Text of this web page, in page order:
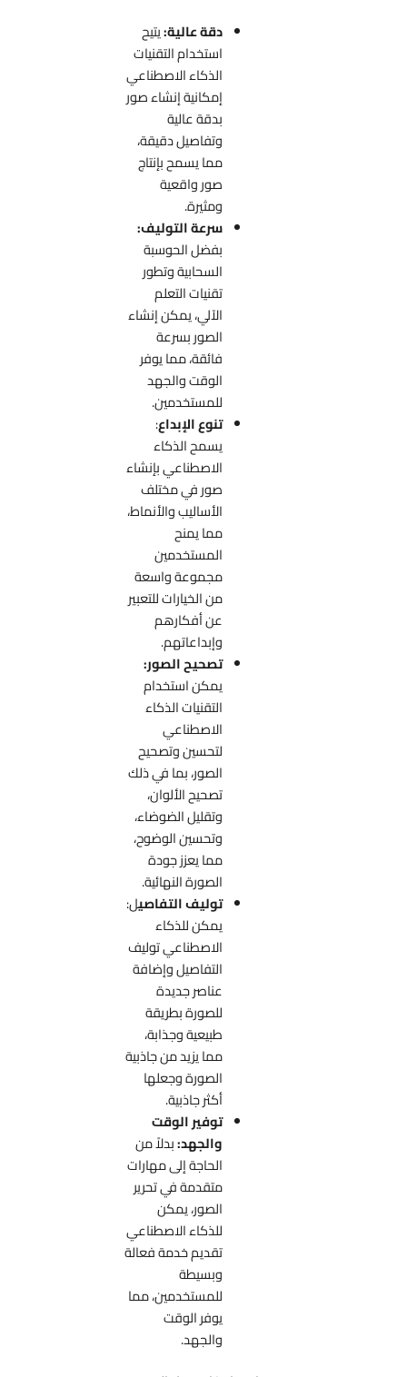
دقة عالية:يتيح
استخدام التقنيات
الذكاء الاصطناعي
إمكانية إنشاء صور
بدقة عالية
وتفاصيل دقيقة،
مما يسمح بإنتاج
صور واقعية
ومثيرة.
سرعة التوليف:
بفضل الحوسبة
السحابية وتطور
تقنيات التعلم
الآلي، يمكن إنشاء
الصور بسرعة
فائقة، مما يوفر
الوقت والجهد
للمستخدمين.
تنوع الإبداع:
يسمح الذكاء
الاصطناعي بإنشاء
صور في مختلف
الأساليب والأنماط،
مما يمنح
المستخدمين
مجموعة واسعة
من الخيارات للتعبير
عن أفكارهم
وإبداعاتهم.
تصحيح الصور:
يمكن استخدام
التقنيات الذكاء
الاصطناعي
لتحسين وتصحيح
الصور، بما في ذلك
تصحيح الألوان،
وتقليل الضوضاء،
وتحسين الوضوح،
مما يعزز جودة
الصورة النهائية.
توليف التفاصيل:
يمكن للذكاء
الاصطناعي توليف
التفاصيل وإضافة
عناصر جديدة
للصورة بطريقة
طبيعية وجذابة،
مما يزيد من جاذبية
الصورة وجعلها
أكثر جاذبية.
توفيرالوقت
والجهد:بدلاً من
الحاجة إلى مهارات
متقدمة في تحرير
الصور، يمكن
للذكاء الاصطناعي
تقديم خدمة فعالة
وبسيطة
للمستخدمين، مما
يوفر الوقت
والجهد.